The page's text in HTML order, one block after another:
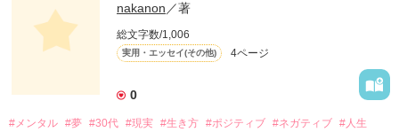
弱音や本音や痛みを
頼斗が入隊して間もなく、女子高生が1日1人…植物状態になる
と言う怪事件が発生する
して連れて来たのは、飴を舐めた感じの悪い女性
特殊警察になった者は、人間離れした能力を手にすることがで
きる。
これは、特殊警察官として働く少女の物語。
作品を読む
nakanon／著
総文字数/1,006
実用・エッセイ(その他) 4ページ
0
#メンタル #夢 #30代 #現実 #生き方 #ポジティブ #ネガティブ #人生